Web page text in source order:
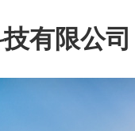
有限公司